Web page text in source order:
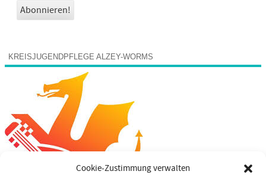
Cookie-Zustimmung verwalten
KREISJUGENDPFLEGE ALZEY-WORMS